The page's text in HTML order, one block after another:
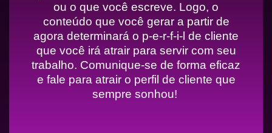
ou o que você escreve. Logo, o
conteúdo que você gerar a partir de
agora determinará o p-e-r-f-i-l de cliente
que você irá atrair para servir com seu
trabalho. Comunique-se de forma eficaz
e fale para atrair o perfil de cliente que
sempre sonhou!